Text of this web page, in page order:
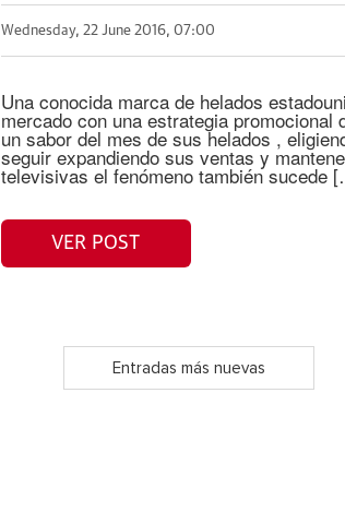
Wednesday, 22 June 2016, 07:00
Una conocida marca de helados
mercado con una estrategia
un sabor del mes de sus helados ,
seguir expandiendo sus ventas y
televisivas el fenómeno también sucede
VER POST
Entradas más nuevas